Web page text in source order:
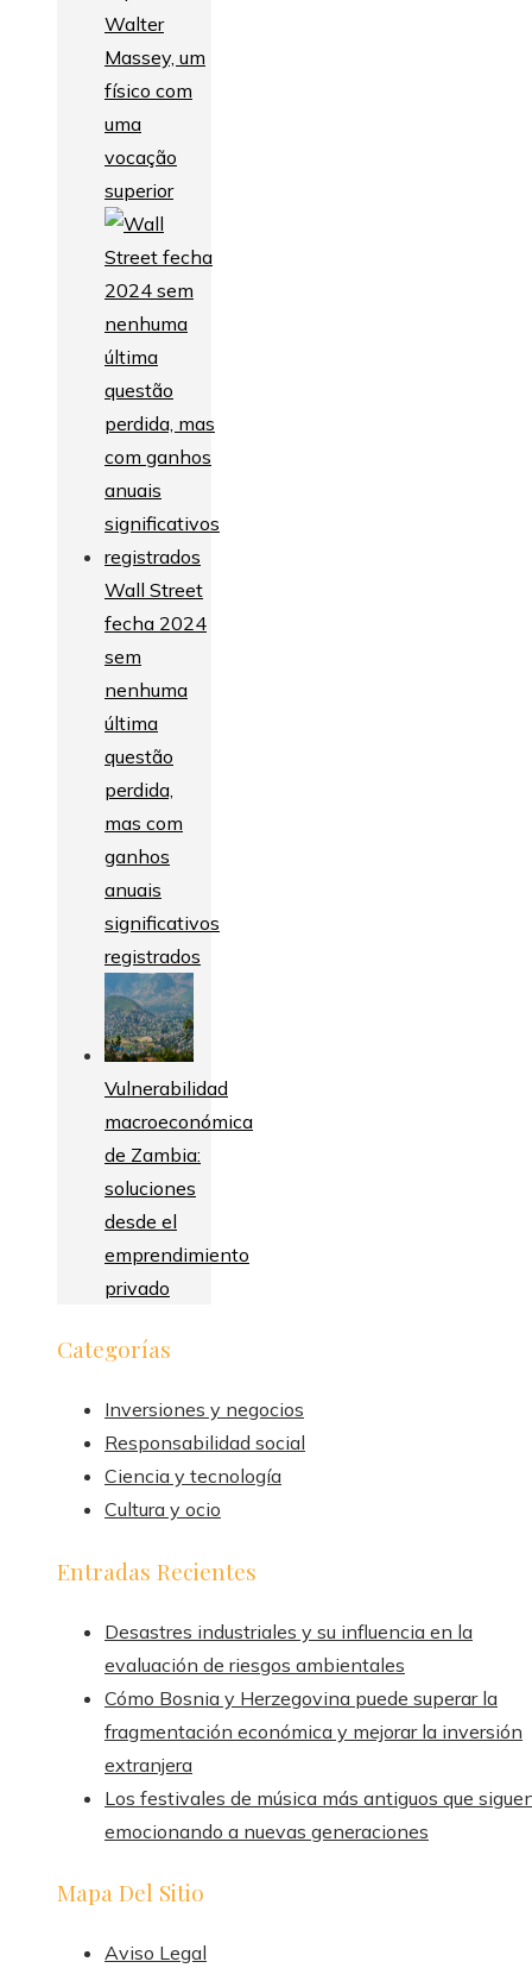
Walter
Massey, um
físico com
uma
vocação
superior
Wall Street
fecha 2024
sem
nenhuma
última
questão
perdida,
mas com
ganhos
anuais
significativos
registrados
Vulnerabilidad
macroeconómica
de Zambia:
soluciones
desde el
emprendimiento
privado
Categorías
Inversiones y negocios
Responsabilidad social
Ciencia y tecnología
Cultura y ocio
Entradas Recientes
Desastres industriales y su influencia en la
evaluación de riesgos ambientales
Cómo Bosnia y Herzegovina puede superar la
fragmentación económica y mejorar la inversión
extranjera
Los festivales de música más antiguos que
emocionando a nuevas generaciones
Mapa Del Sitio
Aviso Legal